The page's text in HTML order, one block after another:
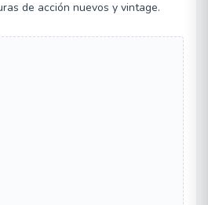
de acción nuevos y vintage.